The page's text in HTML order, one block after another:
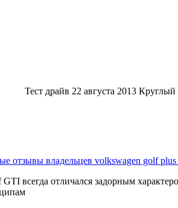
Тест драйв 22 августа 2013
отзывы владельцев volkswagen golf plus
всегда отличался задорным